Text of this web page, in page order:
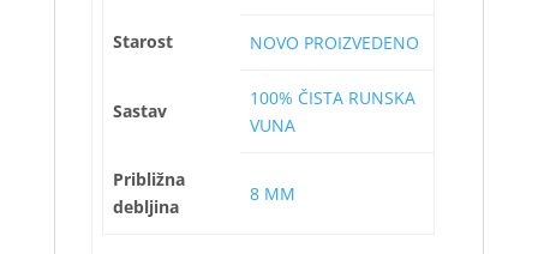
Starost NOVO PROIZVEDENO
Sastav
100% ČISTA RUNSKA
VUNA
Približna
debljina
8 MM